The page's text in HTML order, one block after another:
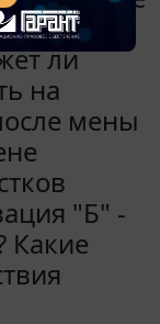
у
ли
на
мены
"Б" -
Какие